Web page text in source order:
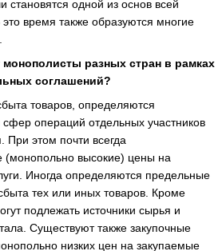
становятся одной из основ всей
время также образуются многие
разных стран в рамках
соглашений?
товаров, определяются
операций отдельных участников
При этом почти всегда
(монопольно высокие) цены на
Иногда определяются предельные
тех или иных товаров. Кроме
подлежать источники сырья и
Существуют также закупочные
низких цен на закупаемые